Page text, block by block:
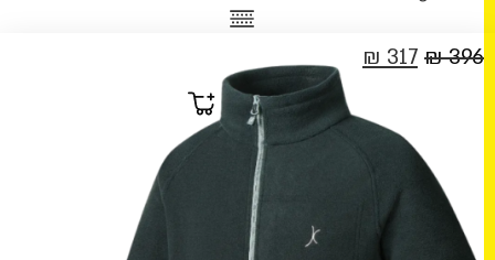
396
₪ המחיר
היה:
396 ₪.
317
₪
הנוכחי
הוא:
לפרטים נוספים